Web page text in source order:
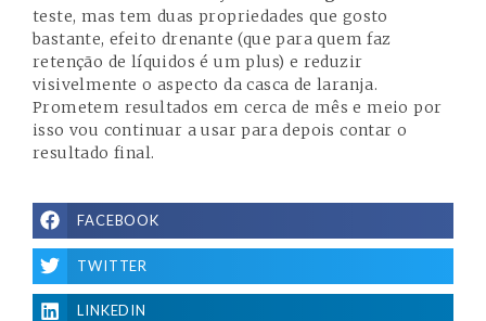
teste, mas tem duas propriedades que gosto
bastante, efeito drenante (que para quem faz
retenção de líquidos é um plus) e reduzir
visivelmente o aspecto da casca de laranja.
Prometem resultados em cerca de mês e meio por
isso vou continuar a usar para depois contar o
resultado final.
FACEBOOK
TWITTER
LINKEDIN